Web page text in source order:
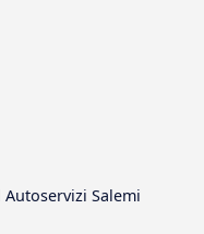
Autoservizi Salemi